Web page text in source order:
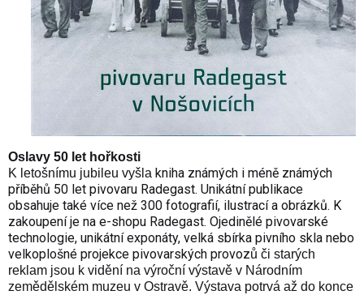
Oslavy 50 let hořkosti
K letošnímu jubileu vyšla kniha známých i méně známých
příběhů 50 let pivovaru Radegast. Unikátní publikace
obsahuje také více než 300 fotografií, ilustrací a obrázků. K
zakoupení je na e-shopu Radegast. Ojedinělé pivovarské
technologie, unikátní exponáty, velká sbírka pivního skla nebo
velkoplošné projekce pivovarských provozů či starých
reklam jsou k vidění na výroční výstavě v Národním
zemědělském muzeu v Ostravě. Výstava potrvá až do konce